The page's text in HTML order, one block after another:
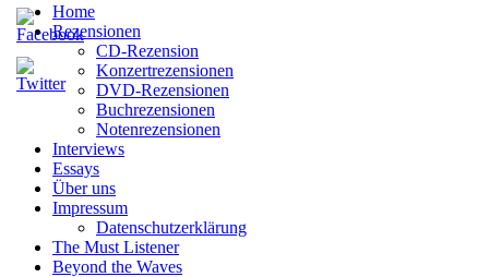
Home
Rezensionen
CD-Rezension
Konzertrezensionen
DVD-Rezensionen
Buchrezensionen
Notenrezensionen
Interviews
Essays
Über uns
Impressum
Datenschutzerklärung
The Must Listener
Beyond the Waves